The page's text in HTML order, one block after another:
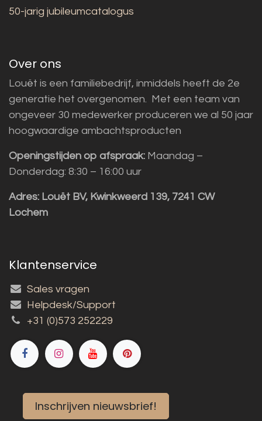
50-jarig jubileumcatalogus
Over ons
Louët is een familiebedrijf, inmiddels heeft de 2e
generatie het overgenomen. Met een team van
ongeveer 30 medewerker produceren we al 50 jaar
hoogwaardige ambachtsproducten
Openingstijden op afspraak: Maandag –
Donderdag: 8:30 – 16:00 uur
Adres: Louët BV, Kwinkweerd 139, 7241 CW
Lochem
Klantenservice
Sales vragen
Helpdesk/Support
+31 (0)573 252229
Inschrijven nieuwsbrief!